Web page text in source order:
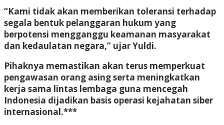
“Kami tidak akan memberikan toleransi terhadap
segala bentuk pelanggaran hukum yang
berpotensi mengganggu keamanan masyarakat
dan kedaulatan negara,” ujar Yuldi.
Pihaknya memastikan akan terus memperkuat
pengawasan orang asing serta meningkatkan
kerja sama lintas lembaga guna mencegah
Indonesia dijadikan basis operasi kejahatan siber
internasional.***